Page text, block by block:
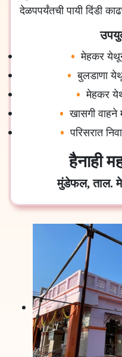
देळपपर्यंतची पायी दिंडी
मेहकर
बुलडाणा
मेहकर
खासगी वाहने
परिसरात
हैनाही
मुंडेफल, ताल.